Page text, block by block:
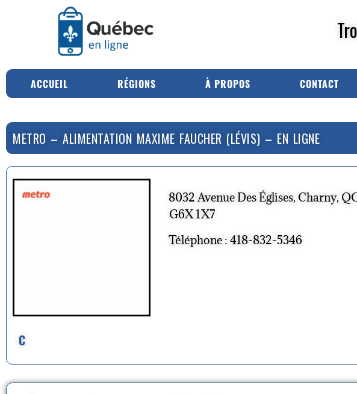
ACCUEIL RÉGIONS À PROPOS CONTACT
METRO – ALIMENTATION MAXIME FAUCHER (LÉVIS) – EN LIGNE
C
8032 Avenue Des Églises, Charny,
G6X 1X7
Téléphone : 418-832-5346